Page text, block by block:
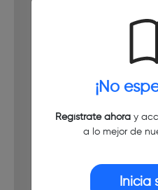
¡No
Regístrate ahoray
a lo mejor de
Inicia